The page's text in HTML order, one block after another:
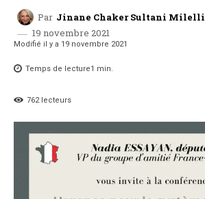
Par Jinane Chaker Sultani Milelli
19 novembre 2021
Modifié il y a 19 novembre 2021
Temps de lecture1 min.
762lecteurs